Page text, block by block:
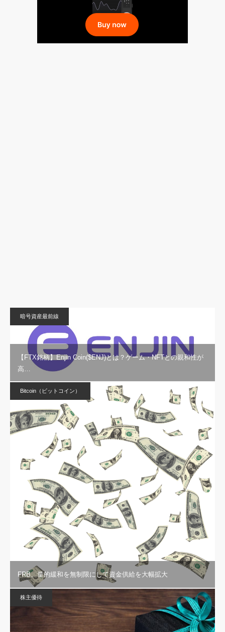
暗号資産最前線
【FTX銘柄】Enjin Coin($ENJ)とは？ゲーム・NFTとの親和性が
高…
Bitcoin（ビットコイン）
FRB、量的緩和を無制限にして資金供給を大幅拡大
株主優待